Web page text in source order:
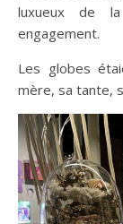
luxueux de
engagement.
Les globes
mère, sa tante,